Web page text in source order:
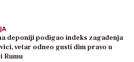
deponiji podigao indeks zagađenja
vetar odneo gusti dim pravo u
Rumu